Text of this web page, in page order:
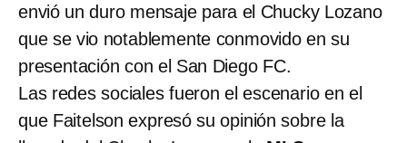
envió un duro mensaje para el Chucky Lozano
que se vio notablemente conmovido en su
presentación con el San Diego FC.
Las redes sociales fueron el escenario en el
que Faitelson expresó su opinión sobre la